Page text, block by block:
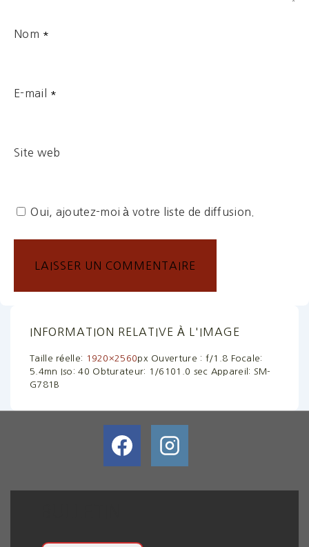
Nom *
E-mail *
Site web
Oui, ajoutez-moi à votre liste de diffusion.
INFORMATION RELATIVE À L'IMAGE
Taille réelle: 1920×2560px Ouverture : f/1.8 Focale:
5.4mn Iso: 40 Obturateur: 1/6101.0 sec Appareil: SM-
G781B